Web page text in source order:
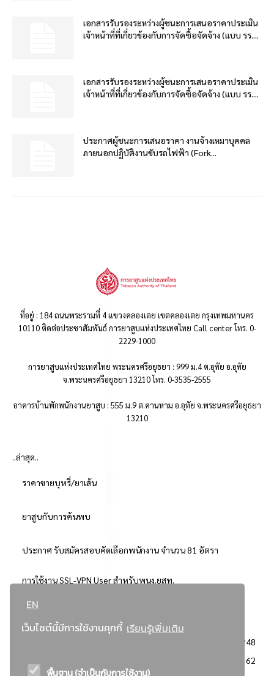
EN
เว็บไซต์นี้มีการใช้งานคุกกี้ เรียนรู้เพิ่มเติม
พื้นฐาน (จำเป็นกับการใช้งาน)
เอกสารรับรองระหว่างผู้ชนะการเสนอราคาประเมิน
เจ้าหน้าที่ที่เกี่ยวข้องกับการจัดซื้อจัดจ้าง (แบบ รร....
เอกสารรับรองระหว่างผู้ชนะการเสนอราคาประเมิน
เจ้าหน้าที่ที่เกี่ยวข้องกับการจัดซื้อจัดจ้าง (แบบ รร....
ประกาศผู้ชนะการเสนอราคา งานจ้างเหมาบุคคล
ภายนอกปฏิบัติงานขับรถไฟฟ้า (Fork...
ที่อยู่ : 184 ถนนพระรามที่ 4 แขวงคลองเตย เขตคลองเตย กรุงเทพมหานคร
10110 ติดต่อประชาสัมพันธ์ การยาสูบแห่งประเทศไทย Call center โทร. 0-
2229-1000
การยาสูบแห่งประเทศไทย พระนครศรีอยุธยา : 999 ม.4 ต.อุทัย อ.อุทัย
จ.พระนครศรีอยุธยา 13210 โทร. 0-3535-2555
อาคารบ้านพักพนักงานยาสูบ : 555 ม.9 ต.คานหาม อ.อุทัย จ.พระนครศรีอยุธยา
13210
..ล่าสุด..
ราคาขายบุหรี่/ยาเส้น
ยาสูบกับการค้นพบ
ประกาศ รับสมัครสอบคัดเลือกพนักงาน จำนวน 81 อัตรา
การใช้งาน SSL-VPN User สำหรับพนง.ยสท.
..ยอดนิยม..
3248
2362